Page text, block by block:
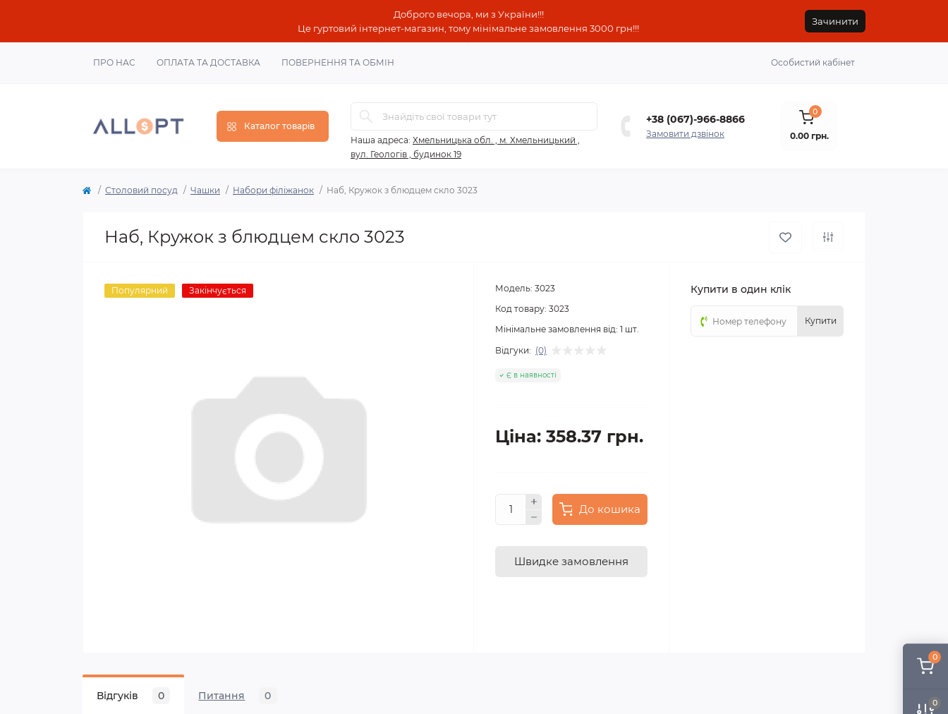
0
0
Доброго вечора, ми з України!!!
Це гуртовий інтернет-магазин, тому мінімальне замовлення 3000 грн!!!
Зачинити
ПРО НАС ОПЛАТА ТА ДОСТАВКА ПОВЕРНЕННЯ ТА ОБМІН Особистий кабінет
Каталог товарів
Наша адреса: Хмельницька обл. , м. Хмельницький ,
вул. Геологів , будинок 19
+38 (067)-966-8866
Замовити дзвінок
0
0.00 грн.
Столовий посуд Чашки Набори філіжанок Наб, Кружок з блюдцем скло 3023
Наб, Кружок з блюдцем скло 3023
Популярний Закінчується Модель: 3023
Код товару: 3023
Мінімальне замовлення від: 1 шт.
Відгуки: (0)
Є в наявності
Ціна: 358.37 грн.
До кошика
Швидке замовлення
Купити в один клік
Купити
Відгуків 0 Питання 0